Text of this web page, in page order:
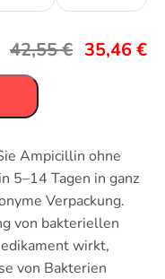
42,55€ 35,46€
Ampicillin ohne
5–14 Tagen in ganz
Verpackung.
von bakteriellen
wirkt,
von Bakterien